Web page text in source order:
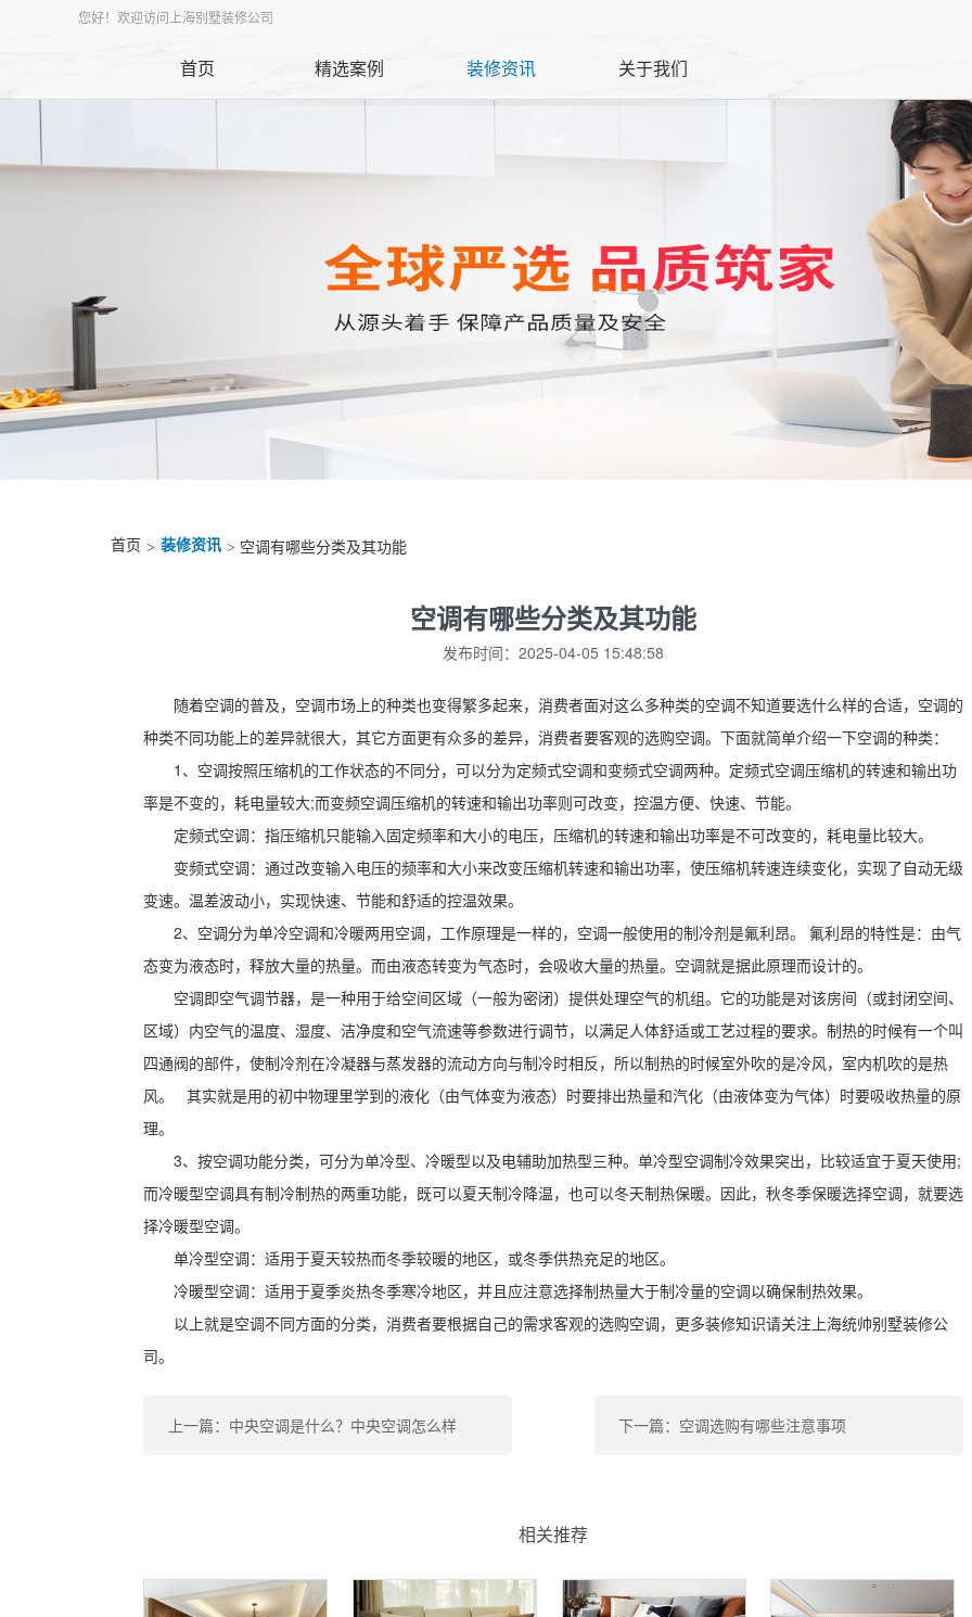
您好！欢迎访问上海别墅装修公司
首页 精选案例 装修资讯 关于我们
首页 > 装修资讯 > 空调有哪些分类及其功能
空调有哪些分类及其功能
发布时间：2025-04-05 15:48:58
随着空调的普及，空调市场上的种类也变得繁多起来，消费者面对这么多种类的空调不知道要选什么样的合适，空调的
种类不同功能上的差异就很大，其它方面更有众多的差异，消费者要客观的选购空调。下面就简单介绍一下空调的种类：
1、空调按照压缩机的工作状态的不同分，可以分为定频式空调和变频式空调两种。定频式空调压缩机的转速和输出功
率是不变的，耗电量较大;而变频空调压缩机的转速和输出功率则可改变，控温方便、快速、节能。
定频式空调：指压缩机只能输入固定频率和大小的电压，压缩机的转速和输出功率是不可改变的，耗电量比较大。
变频式空调：通过改变输入电压的频率和大小来改变压缩机转速和输出功率，使压缩机转速连续变化，实现了自动无级
变速。温差波动小，实现快速、节能和舒适的控温效果。
2、空调分为单冷空调和冷暖两用空调，工作原理是一样的，空调一般使用的制冷剂是氟利昂。 氟利昂的特性是：由气
态变为液态时，释放大量的热量。而由液态转变为气态时，会吸收大量的热量。空调就是据此原理而设计的。
空调即空气调节器，是一种用于给空间区域（一般为密闭）提供处理空气的机组。它的功能是对该房间（或封闭空间、
区域）内空气的温度、湿度、洁净度和空气流速等参数进行调节，以满足人体舒适或工艺过程的要求。制热的时候有一个叫
四通阀的部件，使制冷剂在冷凝器与蒸发器的流动方向与制冷时相反，所以制热的时候室外吹的是冷风，室内机吹的是热
风。 其实就是用的初中物理里学到的液化（由气体变为液态）时要排出热量和汽化（由液体变为气体）时要吸收热量的原
理。
3、按空调功能分类，可分为单冷型、冷暖型以及电辅助加热型三种。单冷型空调制冷效果突出，比较适宜于夏天使用;
而冷暖型空调具有制冷制热的两重功能，既可以夏天制冷降温，也可以冬天制热保暖。因此，秋冬季保暖选择空调，就要选
择冷暖型空调。
单冷型空调：适用于夏天较热而冬季较暖的地区，或冬季供热充足的地区。
冷暖型空调：适用于夏季炎热冬季寒冷地区，并且应注意选择制热量大于制冷量的空调以确保制热效果。
以上就是空调不同方面的分类，消费者要根据自己的需求客观的选购空调，更多装修知识请关注上海统帅别墅装修公
司。
上一篇：中央空调是什么？中央空调怎么样 下一篇：空调选购有哪些注意事项
相关推荐